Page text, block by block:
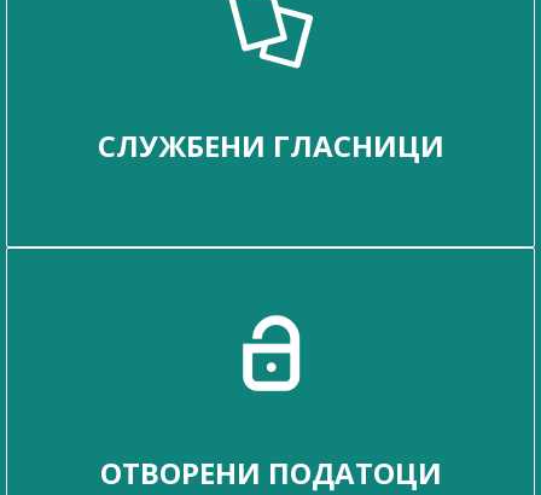
СЛУЖБЕНИ ГЛАСНИЦИ
ОТВОРЕНИ ПОДАТОЦИ